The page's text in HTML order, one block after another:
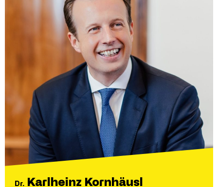
Dr. Karlheinz Kornhäusl